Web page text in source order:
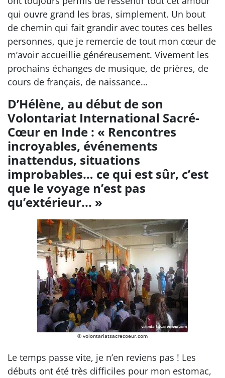
qui ouvre grand les bras, simplement. Un bout
de chemin qui fait grandir avec toutes ces belles
personnes, que je remercie de tout mon cœur de
m’avoir accueillie généreusement. Vivement les
prochains échanges de musique, de prières, de
cours de français, de naissance…
D’Hélène, au début de son
Volontariat International Sacré-
Cœur en Inde : « Rencontres
incroyables, événements
inattendus, situations
improbables… ce qui est sûr, c’est
que le voyage n’est pas
qu’extérieur... »
© volontariatsacrecoeur.com
Le temps passe vite, je n’en reviens pas ! Les
débuts ont été très difficiles pour mon estomac,